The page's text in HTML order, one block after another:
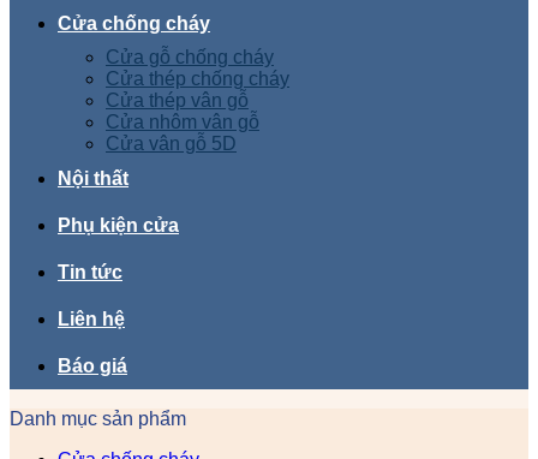
Cửa chống cháy
Cửa gỗ chống cháy
Cửa thép chống cháy
Cửa thép vân gỗ
Cửa nhôm vân gỗ
Cửa vân gỗ 5D
Nội thất
Phụ kiện cửa
Tin tức
Liên hệ
Báo giá
Danh mục sản phẩm